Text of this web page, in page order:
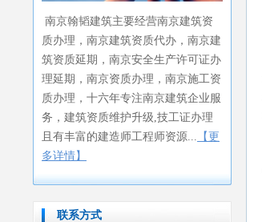
南京翰韬建筑主要经营南京建筑资
质办理 ， 南京建筑资质代办 ， 南京建
筑资质延期 ， 南京安全生产许可证办
理延期 ， 南京资质办理 ， 南京施工资
质办理 ， 十六年专注南京建筑企业服
务 ，建筑资质维护升级,技工证办理
且有丰富的建造师工程师资源... 【更
多详情】
联系方式